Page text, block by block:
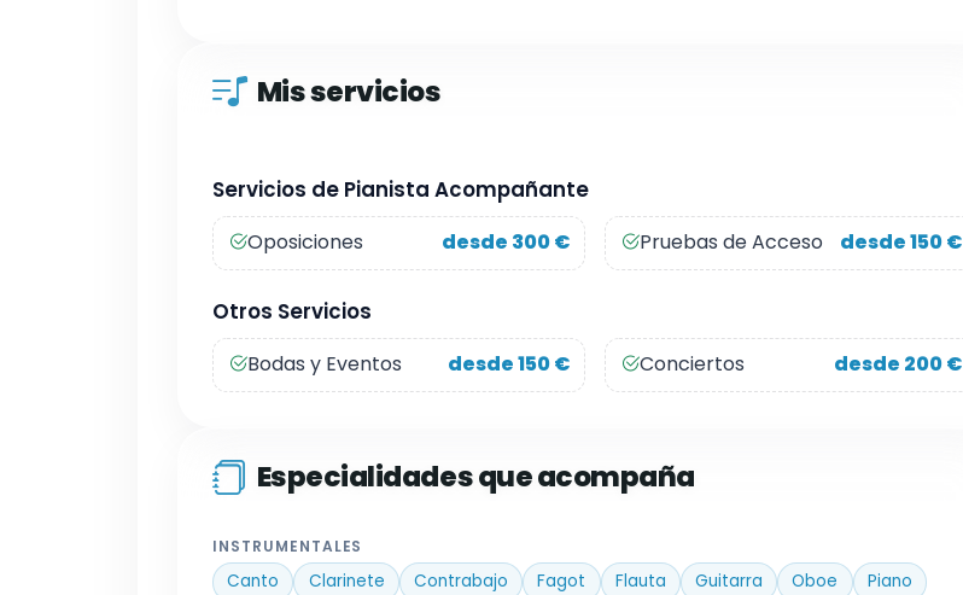
Mis servicios
Servicios de Pianista Acompañante
Oposiciones desde 300 € Pruebas de Acceso desde 150 €
Otros Servicios
Bodas y Eventos desde 150 € Conciertos desde 200 €
Especialidades que acompaña
INSTRUMENTALES
Canto Clarinete Contrabajo Fagot Flauta Guitarra Oboe
Piano